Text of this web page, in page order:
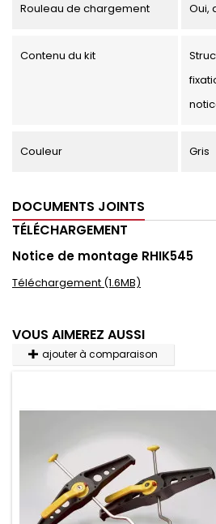
Rouleau de chargement Oui,
Contenu du kit
Couleur Gris
DOCUMENTS JOINTS
TÉLÉCHARGEMENT
Notice de montage RHIK545
Téléchargement (1.6MB)
VOUS AIMEREZ AUSSI
ajouter à comparaison